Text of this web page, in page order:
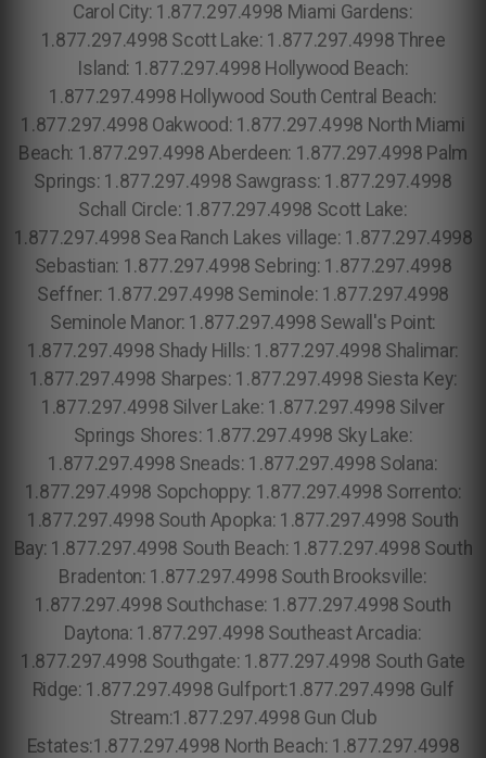
Carol City: 1.877.297.4998 Miami Gardens:
1.877.297.4998 Scott Lake: 1.877.297.4998 Three
Island: 1.877.297.4998 Hollywood Beach:
1.877.297.4998 Hollywood South Central Beach:
1.877.297.4998 Oakwood: 1.877.297.4998 North Miami
Beach: 1.877.297.4998 Aberdeen: 1.877.297.4998 Palm
Springs: 1.877.297.4998 Sawgrass: 1.877.297.4998
Schall Circle: 1.877.297.4998 Scott Lake:
1.877.297.4998 Sea Ranch Lakes village: 1.877.297.4998
Sebastian: 1.877.297.4998 Sebring: 1.877.297.4998
Seffner: 1.877.297.4998 Seminole: 1.877.297.4998
Seminole Manor: 1.877.297.4998 Sewall's Point:
1.877.297.4998 Shady Hills: 1.877.297.4998 Shalimar:
1.877.297.4998 Sharpes: 1.877.297.4998 Siesta Key:
1.877.297.4998 Silver Lake: 1.877.297.4998 Silver
Springs Shores: 1.877.297.4998 Sky Lake:
1.877.297.4998 Sneads: 1.877.297.4998 Solana:
1.877.297.4998 Sopchoppy: 1.877.297.4998 Sorrento:
1.877.297.4998 South Apopka: 1.877.297.4998 South
Bay: 1.877.297.4998 South Beach: 1.877.297.4998 South
Bradenton: 1.877.297.4998 South Brooksville:
1.877.297.4998 Southchase: 1.877.297.4998 South
Daytona: 1.877.297.4998 Southeast Arcadia:
1.877.297.4998 Southgate: 1.877.297.4998 South Gate
Ridge: 1.877.297.4998 Gulfport:1.877.297.4998 Gulf
Stream:1.877.297.4998 Gun Club
Estates:1.877.297.4998 North Beach: 1.877.297.4998